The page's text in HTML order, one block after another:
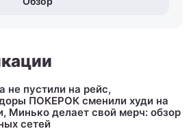
не пустили на рейс,
ПОКЕРОК сменили худи на
Минько делает свой мерч: обзор
сетей